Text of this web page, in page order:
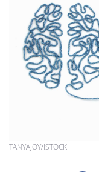
TANYAJOY/ISTOCK